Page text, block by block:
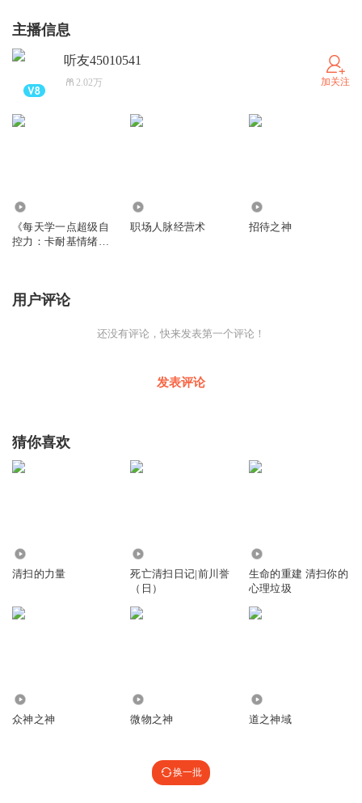
主播信息
听友45010541
2.02万 加关注
《每天学一点超级自
控力：卡耐基情绪管
职场人脉经营术 招待之神
用户评论
还没有评论，快来发表第一个评论！
发表评论
猜你喜欢
清扫的力量
死亡清扫日记|前川誉
（日）
生命的重建 清扫你的
心理垃圾
众神之神 微物之神 道之神域
换一批